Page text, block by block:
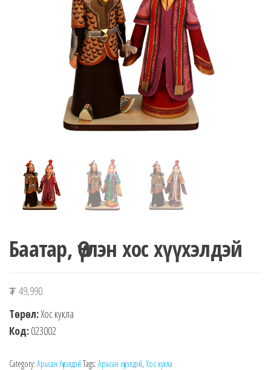
Баатар, Өүлэн хос хүүхэлдэй
₮ 49,990
Төрөл:Хос кукла
Код:023002
Category: Арьсан Хүүхэлдэй Tags: Арьсан хүүхэлдэй, Хос кукла